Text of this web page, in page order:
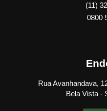
(11)
0800
Rua Avanhandava,
Bela Vista -